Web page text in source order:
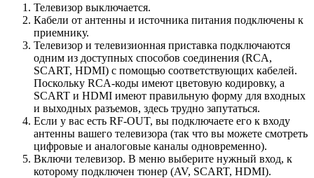
Телевизор выключается.
Кабели от антенны и источника питания подключены к
приемнику.
Телевизор и телевизионная приставка подключаются
одним из доступных способов соединения (RCA,
SCART, HDMI) с помощью соответствующих кабелей.
Поскольку RCA-коды имеют цветовую кодировку, а
SCART и HDMI имеют правильную форму для входных
и выходных разъемов, здесь трудно запутаться.
Если у вас есть RF-OUT, вы подключаете его к входу
антенны вашего телевизора (так что вы можете смотреть
цифровые и аналоговые каналы одновременно).
Включи телевизор. В меню выберите нужный вход, к
которому подключен тюнер (AV, SCART, HDMI).